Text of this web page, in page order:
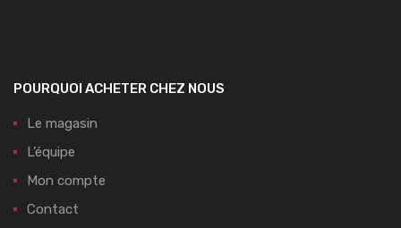
POURQUOI ACHETER CHEZ NOUS
Le magasin
L’équipe
Mon compte
Contact